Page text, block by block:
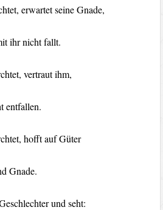
erwartet seine Gnade,
ihr nicht fallt.
vertraut ihm,
entfallen.
hofft auf Güter
Gnade.
und seht: